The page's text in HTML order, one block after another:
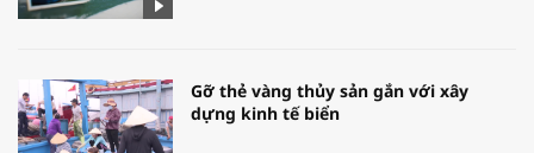
Gỡ thẻ vàng thủy sản gắn với xây
dựng kinh tế biển